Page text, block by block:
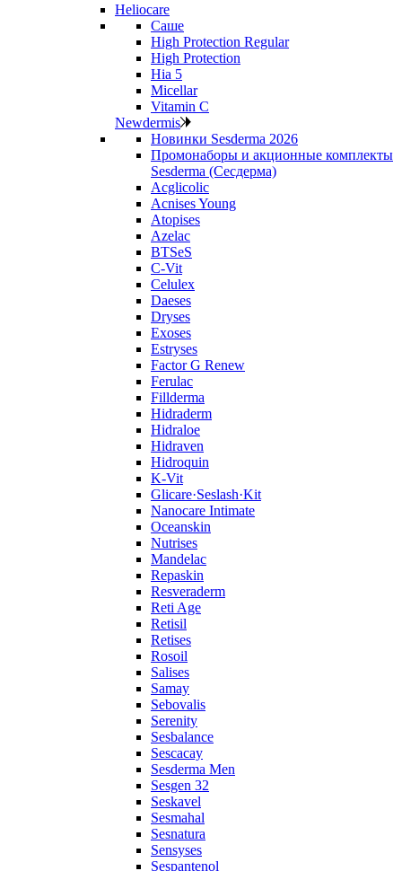
Heliocare
Саше
High Protection Regular
High Protection
Hia 5
Micellar
Vitamin C
Newdermis
Новинки Sesderma 2026
Промонаборы и акционные комплекты
Sesderma (Сесдерма)
Acglicolic
Acnises Young
Atopises
Azelac
BTSeS
C‑Vit
Celulex
Daeses
Dryses
Exoses
Estryses
Factor G Renew
Ferulac
Fillderma
Hidraderm
Hidraloe
Hidraven
Hidroquin
K-Vit
Glicare·Seslash·Kit
Nanocare Intimate
Oceanskin
Nutrises
Mandelac
Repaskin
Resveraderm
Reti Age
Retisil
Retises
Rosoil
Salises
Samay
Sebovalis
Serenity
Sesbalance
Sescacay
Sesderma Men
Sesgen 32
Seskavel
Sesmahal
Sesnatura
Sensyses
Sespantenol